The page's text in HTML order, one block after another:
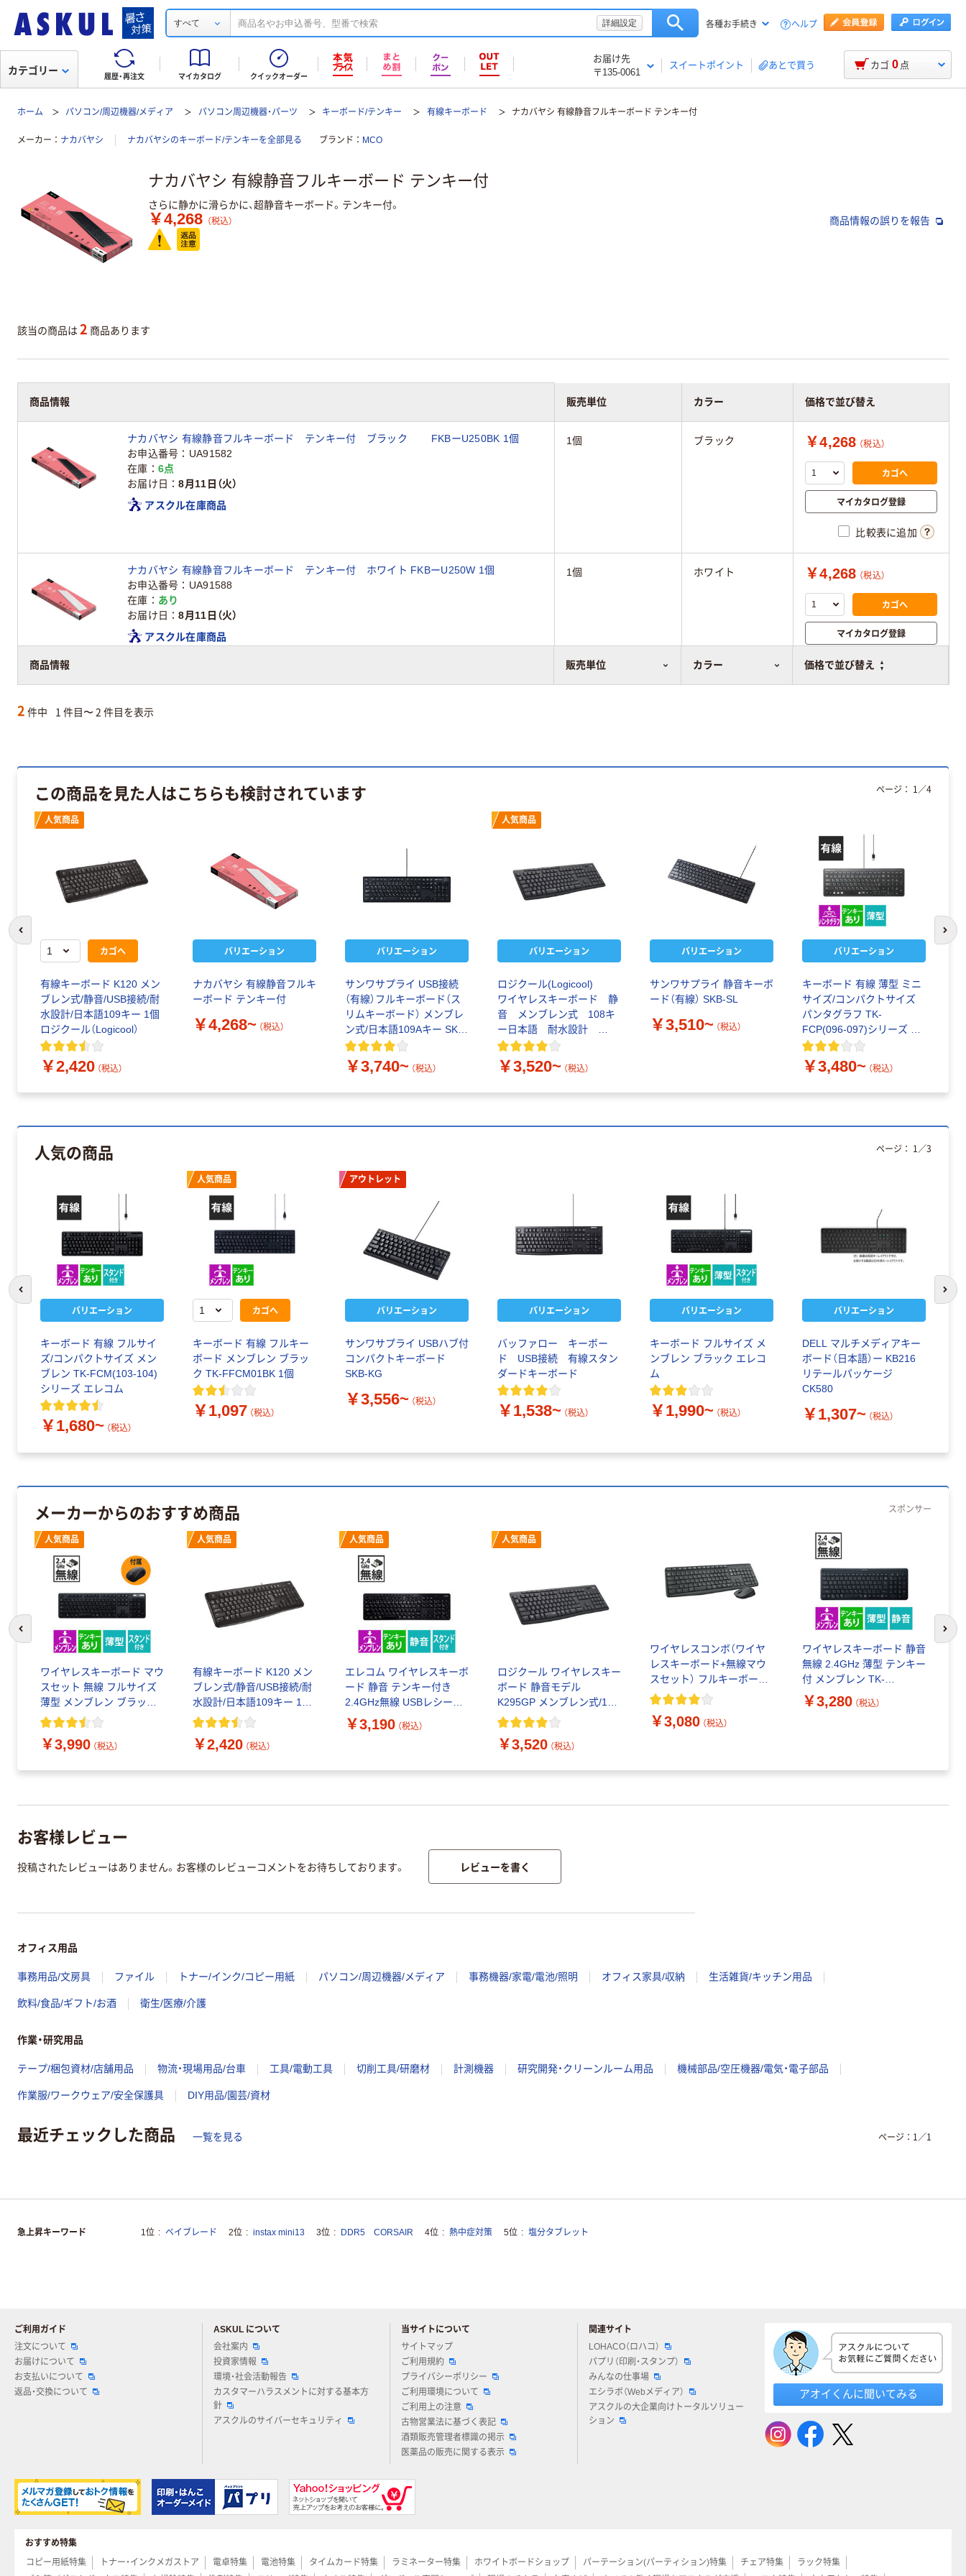
すべて 詳細設定 各種お手続き ヘルプ
履歴・再注文 マイカタログ クイックオーダー
お届け先
〒135-0061
スイートポイント あとで買う
カテゴリー カゴ 0 点
ホーム パソコン/周辺機器/メディア パソコン周辺機器・パーツ キーボード/テンキー 有線キーボード ナカバヤシ 有線静音フルキーボード テンキー付
メーカー ナカバヤシ ナカバヤシのキーボード/テンキーを全部見る ブランド MCO
ナカバヤシ 有線静音フルキーボード テンキー付
さらに静かに滑らかに、超静音キーボード。テンキー付。
￥4,268 （税込） 商品情報の誤りを報告
該当の商品は 2 商品あります
商品情報 販売単位 カラー 価格で並び替え
商品情報 販売単位 カラー 価格で並び替え
ナカバヤシ 有線静音フルキーボード テンキー付 ブラック FKBーU250BK 1個
お申込番号
UA91582
在庫
6点
お届け日
8月11日（火）
アスクル在庫商品
1個 ブラック ￥4,268 （税込）
カゴへ
マイカタログ登録
比較表に追加
ナカバヤシ 有線静音フルキーボード テンキー付 ホワイト FKBーU250W 1個
お申込番号
UA91588
在庫
あり
お届け日
8月11日（火）
アスクル在庫商品
1個 ホワイト ￥4,268 （税込）
カゴへ
マイカタログ登録
比較表に追加
2 件中 1 件目〜 2 件目を表示
この商品を見た人はこちらも検討されています
人気商品
カゴへ
有線キーボード K120 メン
ブレン式/静音/USB接続/耐
水設計/日本語109キー 1個
ロジクール（Logicool）
￥2,420 （税込）
バリエーション
ナカバヤシ 有線静音フルキ
ーボード テンキー付
￥4,268~ （税込）
バリエーション
サンワサプライ USB接続
（有線）フルキーボード（ス
リムキーボード） メンブレ
ン式/日本語109Aキー SKB-
SL16
￥3,740~ （税込）
人気商品
バリエーション
ロジクール(Logicool)
ワイヤレスキーボード 静
音 メンブレン式 108キ
ー日本語 耐水設計
K295
￥3,520~ （税込）
バリエーション
サンワサプライ 静音キーボ
ード（有線） SKB-SL
￥3,510~ （税込）
バリエーション
キーボード 有線 薄型 ミニ
サイズ/コンパクトサイズ
パンタグラフ TK-
FCP(096-097)シリーズ エ
レコム
￥3,480~ （税込）
ページ： 1 ／4
前のスライドへ 次
人気の商品
バリエーション
キーボード 有線 フルサイ
ズ/コンパクトサイズ メン
ブレン TK-FCM(103-104)
シリーズ エレコム
￥1,680~ （税込）
人気商品
カゴへ
キーボード 有線 フルキー
ボード メンブレン ブラッ
ク TK-FFCM01BK 1個
￥1,097 （税込）
アウトレット
バリエーション
サンワサプライ USBハブ付
コンパクトキーボード
SKB-KG
￥3,556~ （税込）
バリエーション
バッファロー キーボー
ド USB接続 有線スタン
ダードキーボード
￥1,538~ （税込）
バリエーション
キーボード フルサイズ メ
ンブレン ブラック エレコ
ム
￥1,990~ （税込）
バリエーション
DELL マルチメディアキー
ボード（日本語）ー KB216
リテールパッケージ
CK580
￥1,307~ （税込）
ページ： 1 ／3
前のスライドへ 次
メーカーからのおすすめ商品 スポンサー
人気商品
ワイヤレスキーボード マウ
スセット 無線 フルサイズ
薄型 メンブレン ブラック
TK-FDM110MBK エレコム
￥3,990 （税込）
人気商品
有線キーボード K120 メン
ブレン式/静音/USB接続/耐
水設計/日本語109キー 1個
ロジクール（Logicool）
￥2,420 （税込）
人気商品
エレコム ワイヤレスキーボ
ード 静音 テンキー付き
2.4GHz無線 USBレシーバ
ー TK-QT11FDMABK 1個
￥3,190 （税込）
人気商品
ロジクール ワイヤレスキー
ボード 静音モデル
K295GP メンブレン式/108
キー日本語/耐水設計/ 1個
￥3,520 （税込）
ワイヤレスコンボ（ワイヤ
レスキーボード+無線マウ
スセット） フルキーボード/
メンブレン式/日本語108キ
￥3,080 （税込）
ワイヤレスキーボード 静音
無線 2.4GHz 薄型 テンキー
付 メンブレン TK-
QT30DMBK エレコム 1個
￥3,280 （税込）
前のスライドへ 次
お客様レビュー
投稿されたレビューはありません。お客様のレビューコメントをお待ちしております。 レビューを書く
オフィス用品
事務用品/文房具 ファイル トナー/インク/コピー用紙 パソコン/周辺機器/メディア 事務機器/家電/電池/照明 オフィス家具/収納 生活雑貨/キッチン用品
飲料/食品/ギフト/お酒 衛生/医療/介護
作業・研究用品
テープ/梱包資材/店舗用品 物流・現場用品/台車 工具/電動工具 切削工具/研磨材 計測機器 研究開発・クリーンルーム用品 機械部品/空圧機器/電気・電子部品
作業服/ワークウェア/安全保護具 DIY用品/園芸/資材
最近チェックした商品 一覧を見る ページ： 1 ／1
急上昇キーワード 1位 ベイブレード 2位 instax mini13 3位 DDR5 CORSAIR 4位 熱中症対策 5位 塩分タブレット
ご利用ガイド
注文について
お届けについて
お支払いについて
返品・交換について
ASKUL について
会社案内
投資家情報
環境・社会活動報告
カスタマーハラスメントに対する基本方
針
アスクルのサイバーセキュリティ
当サイトについて
サイトマップ
ご利用規約
プライバシーポリシー
ご利用環境について
ご利用上の注意
古物営業法に基づく表記
酒類販売管理者標識の掲示
医薬品の販売に関する表示
関連サイト
LOHACO（ロハコ）
パプリ（印刷・スタンプ）
みんなの仕事場
エシラボ（Webメディア）
アスクルの大企業向けトータルソリュー
ション
アオイくんに聞いてみる
おすすめ特集
コピー用紙特集
トナー・インクメガストア 電卓特集 電池特集 タイムカード特集 ラミネーター特集 ホワイトボードショップ パーテーション(パーティション)特集 チェア特集
ラック特集